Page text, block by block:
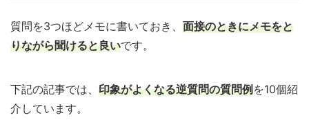
質問を3つほどメモに書いておき、 面接のときにメモをと
りながら聞けると良いです。
下記の記事では、 印象がよくなる逆質問の質問例を10個紹
介しています。